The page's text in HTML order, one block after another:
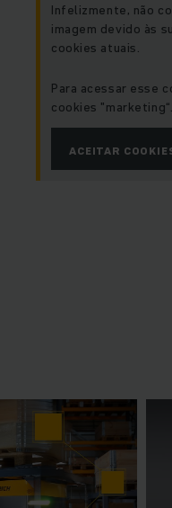
Infelizmente, não
imagem devido às
cookies atuais.
Para acessar esse
cookies "marketing“.
ACEITAR